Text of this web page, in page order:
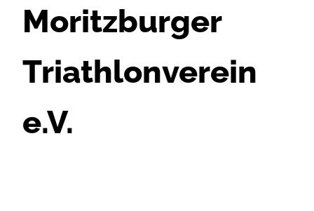
Moritzburger
Triathlonverein
e.V.